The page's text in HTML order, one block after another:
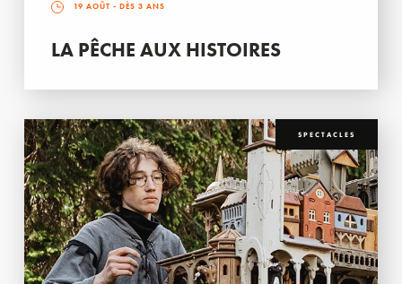
19 AOÛT - DÈS 3 ANS
LA PÊCHE AUX HISTOIRES
SPECTACLES